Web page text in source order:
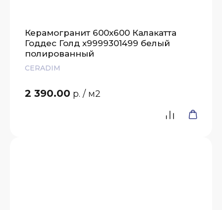
Керамогранит 600х600 Калакатта
Годдес Голд х9999301499 белый
полированный
CERADIM
2 390.00 р. / м2